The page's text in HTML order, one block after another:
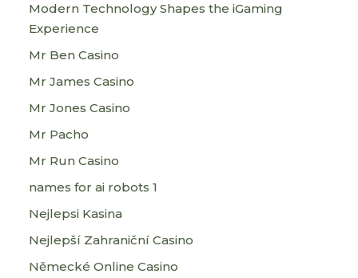
Modern Technology Shapes the iGaming
Experience
Mr Ben Casino
Mr James Casino
Mr Jones Casino
Mr Pacho
Mr Run Casino
names for ai robots 1
Nejlepsi Kasina
Nejlepší Zahraniční Casino
Německé Online Casino